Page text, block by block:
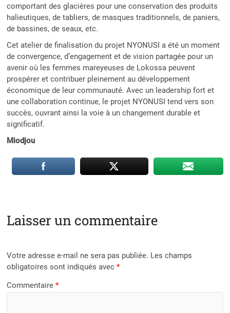
comportant des glacières pour une conservation des produits
halieutiques, de tabliers, de masques traditionnels, de paniers,
de bassines, de seaux, etc.
Cet atelier de finalisation du projet NYONUSI a été un moment
de convergence, d’engagement et de vision partagée pour un
avenir où les femmes mareyeuses de Lokossa peuvent
prospérer et contribuer pleinement au développement
économique de leur communauté. Avec un leadership fort et
une collaboration continue, le projet NYONUSI tend vers son
succès, ouvrant ainsi la voie à un changement durable et
significatif.
Miodjou
Laisser un commentaire
Votre adresse e-mail ne sera pas publiée. Les champs
obligatoires sont indiqués avec*
Commentaire*